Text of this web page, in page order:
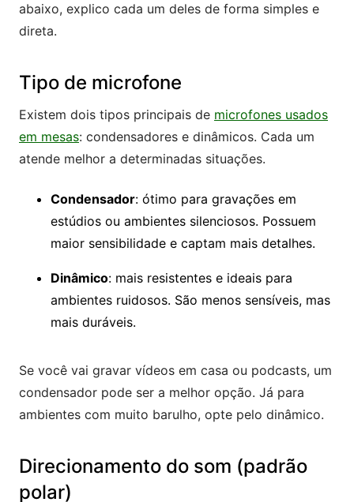
abaixo, explico cada um deles de forma simples e
direta.
Tipo de microfone
Existem dois tipos principais de microfones usados
em mesas: condensadores e dinâmicos. Cada um
atende melhor a determinadas situações.
Condensador: ótimo para gravações em
estúdios ou ambientes silenciosos. Possuem
maior sensibilidade e captam mais detalhes.
Dinâmico: mais resistentes e ideais para
ambientes ruidosos. São menos sensíveis, mas
mais duráveis.
Se você vai gravar vídeos em casa ou podcasts, um
condensador pode ser a melhor opção. Já para
ambientes com muito barulho, opte pelo dinâmico.
Direcionamento do som (padrão
polar)